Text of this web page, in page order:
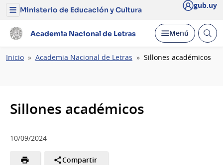
Menú
Ministerio
de
y
Cultura
Ministerio de Educación y Cultura gub.uy
Academia Nacional de Letras Desplegar
Menú Abrir
Ruta
Inicio Academia Nacional de Letras Sillones académicos
Sillones académicos
10/09/2024
Compartir